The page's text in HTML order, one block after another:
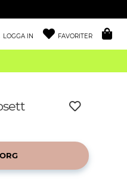
LOGGA IN FAVORITER